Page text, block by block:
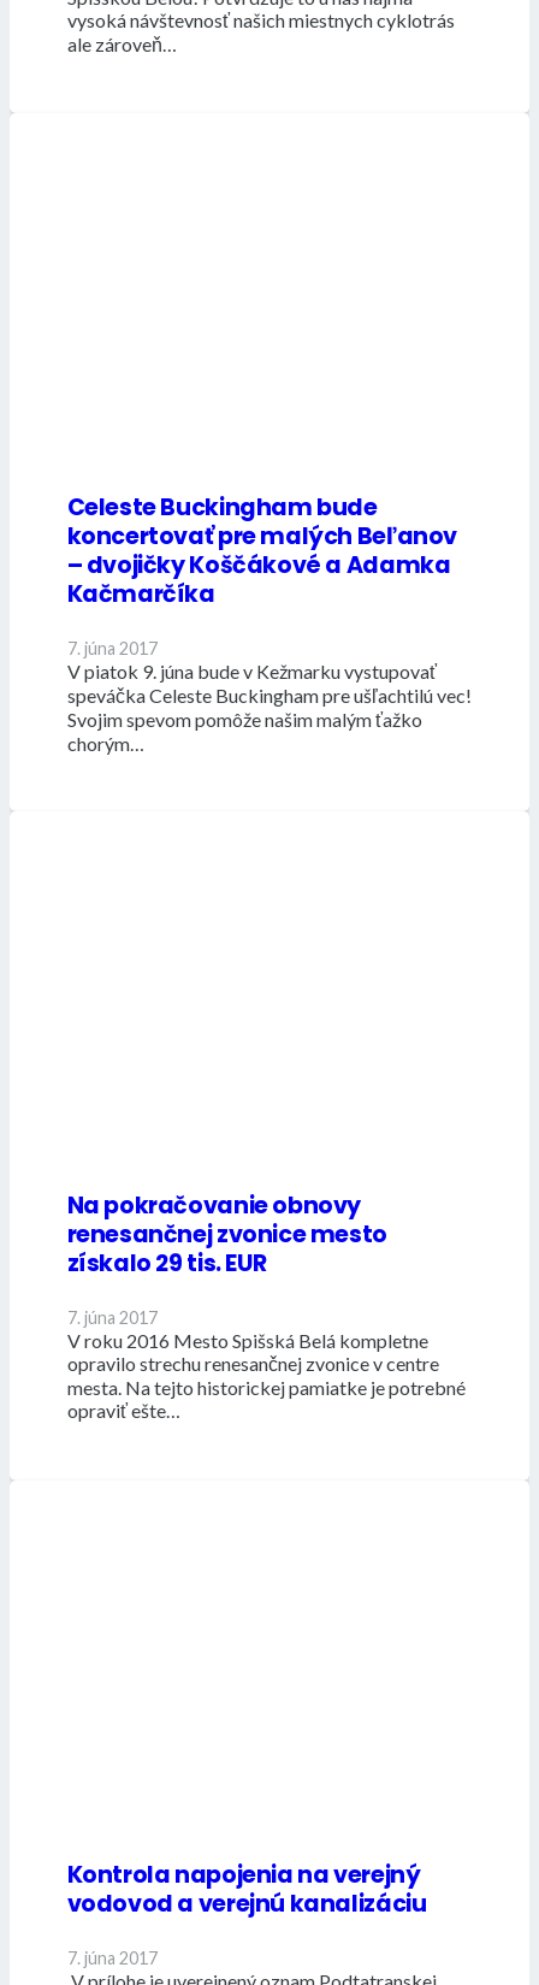
vysoká návštevnosť našich miestnych cyklotrás
ale zároveň…
Celeste Buckingham bude
koncertovať pre malých Beľanov
– dvojičky Koščákové a Adamka
Kačmarčíka
7. júna 2017
V piatok 9. júna bude v Kežmarku vystupovať
speváčka Celeste Buckingham pre ušľachtilú vec!
Svojim spevom pomôže našim malým ťažko
chorým…
Na pokračovanie obnovy
renesančnej zvonice mesto
získalo 29 tis. EUR
7. júna 2017
V roku 2016 Mesto Spišská Belá kompletne
opravilo strechu renesančnej zvonice v centre
mesta. Na tejto historickej pamiatke je potrebné
opraviť ešte…
Kontrola napojenia na verejný
vodovod a verejnú kanalizáciu
7. júna 2017
V prílohe je uverejnený oznam Podtatranskej